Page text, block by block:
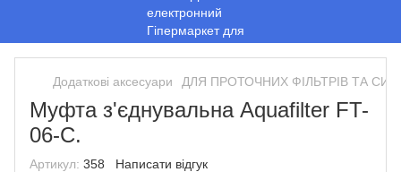
Додаткові аксесуари ДЛЯ ПРОТОЧНИХ ФІЛЬТРІВ ТА
Муфта з'єднувальна Aquafilter FT-
06-C.
Артикул: 358 Написати відгук